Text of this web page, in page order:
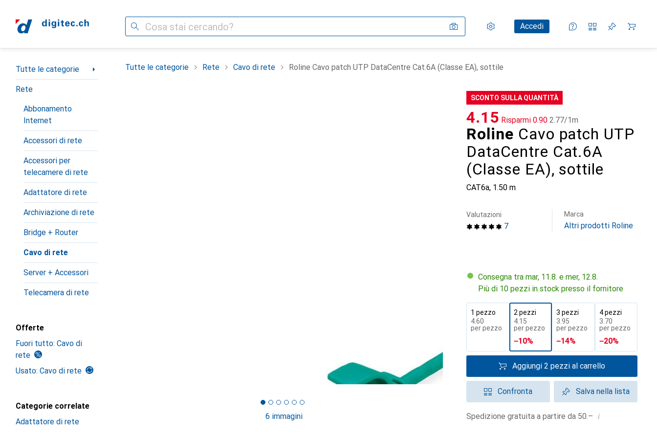
Cerca Impostazioni
Conto clienteAccedi
Liste di confronto
Liste dei desideri
Carrello
Categoria Navigazione
Tutte le categorie
Rete
Abbonamento
Internet
Accessori di rete
Accessori per
telecamere di rete
Adattatore di rete
Archiviazione di rete
Bridge + Router
Cavo di rete
Server + Accessori
Telecamera di rete
Offerte
Fuori tutto: Cavo di
rete
Usato: Cavo di rete
Categorie correlate
Adattatore di rete
Tutte le categorie Rete Cavo di rete Roline Cavo patch UTP DataCentre Cat.6A (Classe EA), sottile
6 immagini
SCONTO SULLA QUANTITÀ
Roline Cavo patch UTP
DataCentre Cat.6A
(Classe EA), sottile
CAT6a, 1.50 m
CHF
4.15 Risparmi CHF
0.90 CHF
2.77/1m
7
Valutazioni Marca
Altri prodotti Roline
Consegna tra mar, 11.8. e mer, 12.8.
Più di 10 pezzi in stock presso il fornitore
1 pezzo
CHF
4.60
per pezzo
2 pezzi
CHF
4.15
per pezzo
−10%
3 pezzi
CHF
3.95
per pezzo
−14%
4 pezzi
CHF
3.70
per pezzo
−20%
Aggiungi 2 pezzi al carrello
Confronta Salva nella lista
Spedizione gratuita a partire da 50.– i